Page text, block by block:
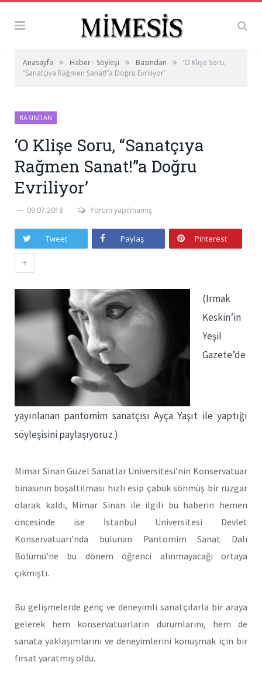
Anasayfa » Haber - Söyleşi » Basından »
‘O Klişe Soru,
“Sanatçıya Rağmen Sanat!”a Doğru Evriliyor’
BASINDAN
‘O Klişe Soru, “Sanatçıya
Rağmen Sanat!”a Doğru
Evriliyor’
09.07.2018 Yorum yapılmamış
Tweet Paylaş Pinterest
+
(Irmak
Keskin’in
Yeşil
Gazete’de
yayınlanan pantomim sanatçısı Ayça Yaşıt ile yaptığı
söyleşisini paylaşıyoruz.)
Mimar Sinan Güzel Sanatlar Üniversitesi’nin Konservatuar
binasının boşaltılması hızlı esip çabuk sönmüş bir rüzgar
olarak kaldı, Mimar Sinan ile ilgili bu haberin hemen
öncesinde ise İstanbul Üniversitesi Devlet
Konservatuarı’nda bulunan Pantomim Sanat Dalı
Bölümü’ne bu dönem öğrenci alınmayacağı ortaya
çıkmıştı.
Bu gelişmelerde genç ve deneyimli sanatçılarla bir araya
gelerek hem konservatuarların durumlarını, hem de
sanata yaklaşımlarını ve deneyimlerini konuşmak için bir
fırsat yaratmış oldu.